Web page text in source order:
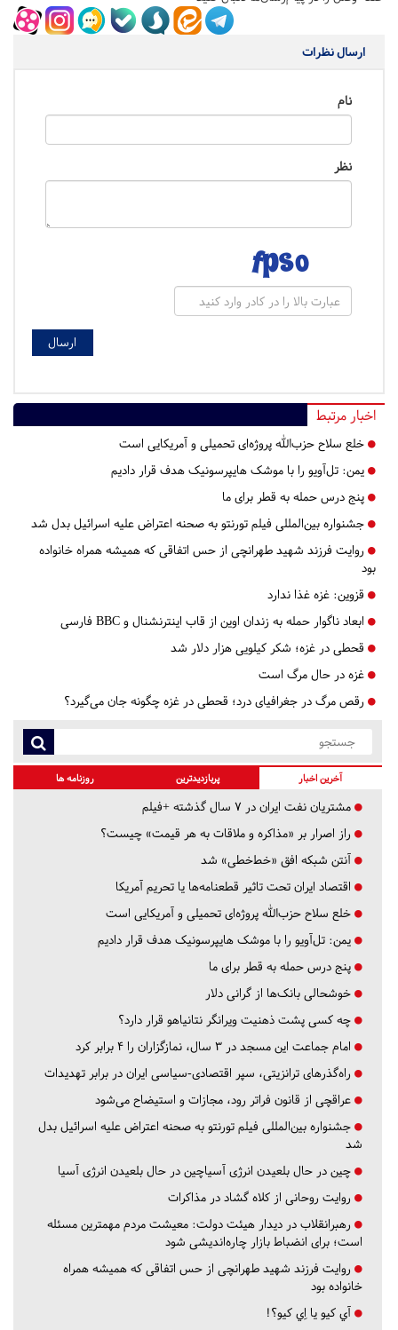
ارسال نظرات
نام
نظر
اخبار مرتبط
خلع سلاح حزب‌الله پروژه‌ای تحمیلی و آمریکایی است
یمن: تل‌آویو را با موشک هایپرسونیک هدف قرار دادیم
پنج درس‌ حمله به قطر برای ما
جشنواره بین‌المللی فیلم تورنتو به صحنه اعتراض علیه اسرائیل بدل شد
روایت فرزند شهید طهرانچی از حس اتفاقی که همیشه همراه خانواده
بود
قزوین: غزه غذا ندارد
ابعاد ناگوار حمله به زندان اوین از قاب اینترنشنال و BBC فارسی
قحطی در غزه؛ شکر کیلویی هزار دلار شد
غزه در حال مرگ است
رقص مرگ در جغرافیای درد؛ قحطی در غزه چگونه جان می‌گیرد؟
آخرین اخبار پربازدیدترین روزنامه ها
مشتریان نفت ایران در ۷ سال گذشته +فیلم
راز اصرار بر «مذاکره و ملاقات به هر قیمت» چیست؟
آنتن شبکه افق «خط‌خطی» شد
اقتصاد ایران تحت تاثیر قطعنامه‌ها یا تحریم‌ آمریکا
خلع سلاح حزب‌الله پروژه‌ای تحمیلی و آمریکایی است
یمن: تل‌آویو را با موشک هایپرسونیک هدف قرار دادیم
پنج درس‌ حمله به قطر برای ما
خوشحالی بانک‌ها از گرانی دلار
چه کسی پشت ذهنیت ویرانگر نتانیاهو قرار دارد؟
امام جماعت این مسجد در ۳ سال، نمازگزاران را ۴ برابر کرد
راه‌گذرهای ترانزیتی، سپر اقتصادی-سیاسی ایران در برابر تهدیدات
عراقچی از قانون فراتر رود، مجازات و استیضاح می‌شود
جشنواره بین‌المللی فیلم تورنتو به صحنه اعتراض علیه اسرائیل بدل
شد
چین در حال بلعیدن انرژی آسیاچین در حال بلعیدن انرژی آسیا
روایت روحانی از کلاه گشاد در مذاکرات
رهبرانقلاب در دیدار هیئت دولت: معیشت مردم مهمترین مسئله
است؛ برای انضباط بازار چاره‌اندیشی شود
روایت فرزند شهید طهرانچی از حس اتفاقی که همیشه همراه
خانواده بود
آي كيو يا اِي كيو؟!